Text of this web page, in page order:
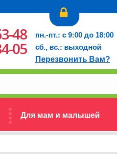
Для мам и малышей
48
05
пн.-пт.: с 9:00 до 18:00
сб., вс.: выходной
Перезвонить Вам?